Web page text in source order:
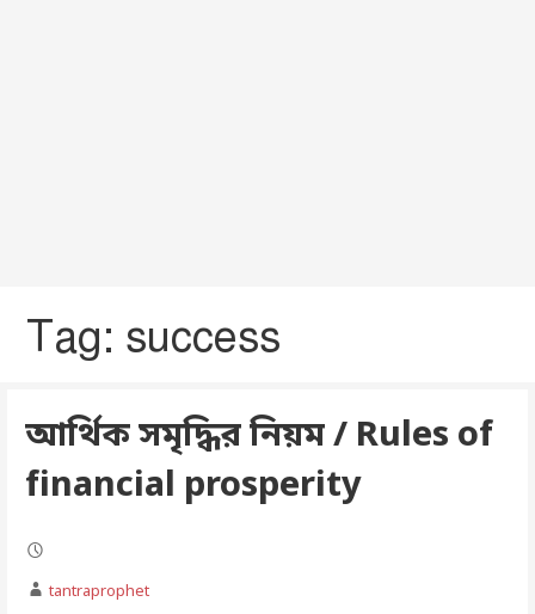
Tag: success
আর্থিক সমৃদ্ধির নিয়ম / Rules of
financial prosperity
tantraprophet